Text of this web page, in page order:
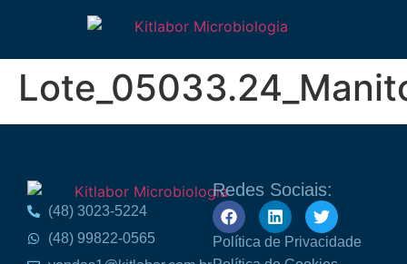
(48) 3023-5224
(48) 99822-0565
Redes Sociais:
Política de Privacidade